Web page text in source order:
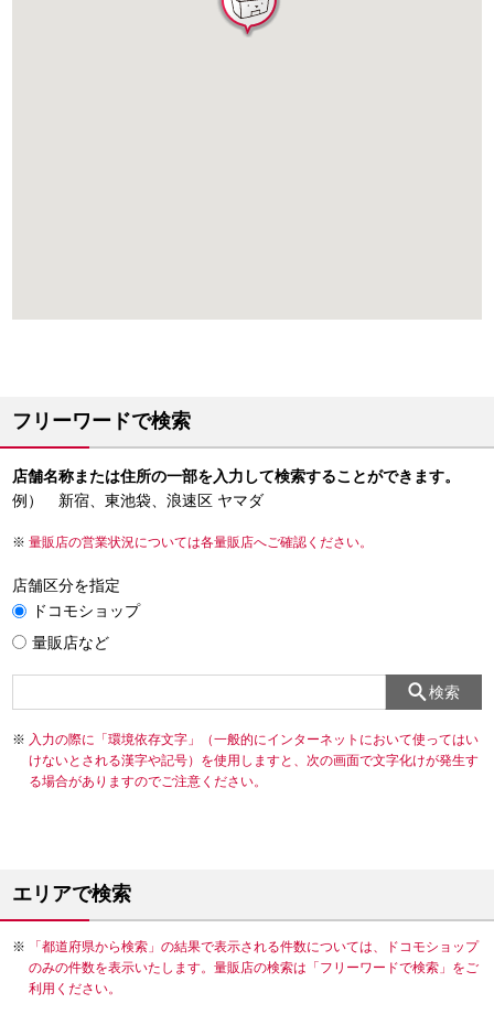
フリーワードで検索
店舗名称または住所の一部を入力して検索することができます。
例） 新宿、東池袋、浪速区 ヤマダ
量販店の営業状況については各量販店へご確認ください。
店舗区分を指定
ドコモショップ
量販店など
検索
入力の際に「環境依存文字」（一般的にインターネットにおいて使ってはい
けないとされる漢字や記号）を使用しますと、次の画面で文字化けが発生す
る場合がありますのでご注意ください。
エリアで検索
「都道府県から検索」の結果で表示される件数については、ドコモショップ
のみの件数を表示いたします。量販店の検索は「フリーワードで検索」をご
利用ください。